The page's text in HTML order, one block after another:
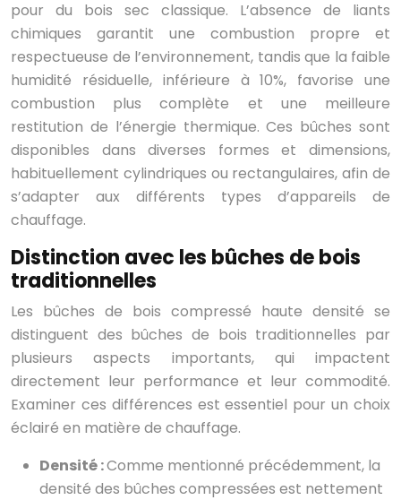
pour du bois sec classique. L’absence de liants
chimiques garantit une combustion propre et
respectueuse de l’environnement, tandis que la faible
humidité résiduelle, inférieure à 10%, favorise une
combustion plus complète et une meilleure
restitution de l’énergie thermique. Ces bûches sont
disponibles dans diverses formes et dimensions,
habituellement cylindriques ou rectangulaires, afin de
s’adapter aux différents types d’appareils de
chauffage.
Distinction avec les bûches de bois
traditionnelles
Les bûches de bois compressé haute densité se
distinguent des bûches de bois traditionnelles par
plusieurs aspects importants, qui impactent
directement leur performance et leur commodité.
Examiner ces différences est essentiel pour un choix
éclairé en matière de chauffage.
Densité :Comme mentionné précédemment, la
densité des bûches compressées est nettement